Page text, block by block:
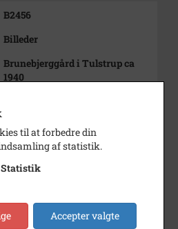
B2456
Billeder
Brunebjerggård i Tulstrup ca
1940
ca 1940
UKENDT
Alsønderup Sogn (1000-2050)
til at forbedre din
af statistik.
Statistik
Accepter valgte